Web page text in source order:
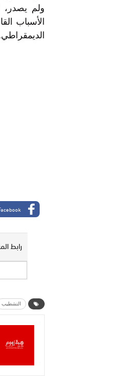
ولم
الأسباب
رابط
التشطيب